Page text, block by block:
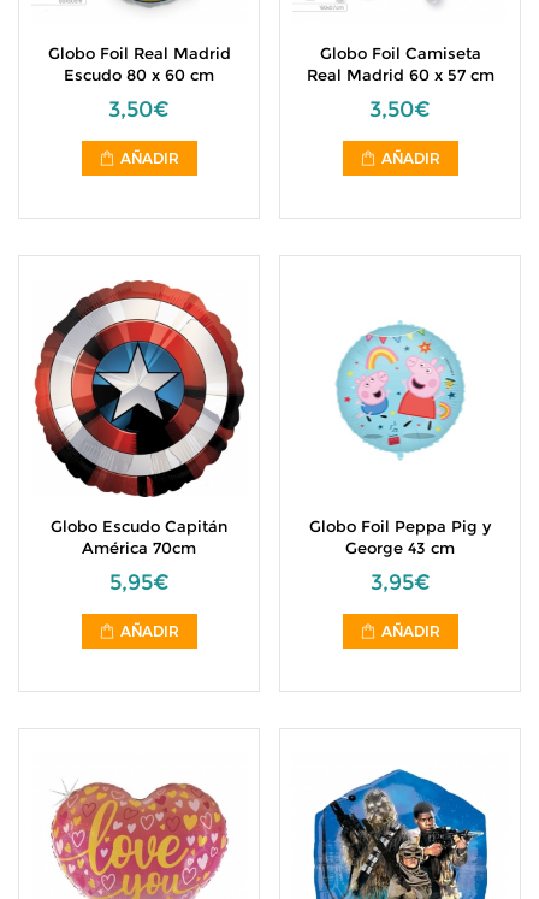
Globo Foil Real Madrid
Escudo 80 x 60 cm
3,50€
AÑADIR
Globo Foil Camiseta
Real Madrid 60 x 57 cm
3,50€
AÑADIR
Globo Escudo Capitán
América 70cm
5,95€
AÑADIR
Globo Foil Peppa Pig y
George 43 cm
3,95€
AÑADIR